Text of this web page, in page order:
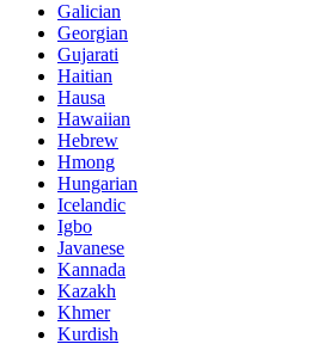
Galician
Georgian
Gujarati
Haitian
Hausa
Hawaiian
Hebrew
Hmong
Hungarian
Icelandic
Igbo
Javanese
Kannada
Kazakh
Khmer
Kurdish